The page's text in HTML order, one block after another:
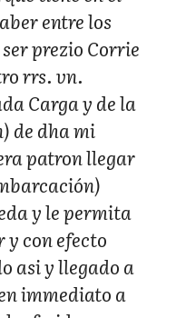
entre los
prezio Corrie
rrs. vn.
Carga y de la
de dha mi
patron llegar
y le permita
y con efecto
asi y llegado a
immediato a